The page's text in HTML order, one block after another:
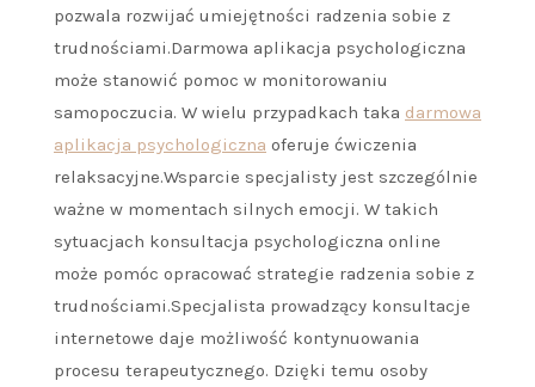
pozwala rozwijać umiejętności radzenia sobie z
trudnościami.Darmowa aplikacja psychologiczna
może stanowić pomoc w monitorowaniu
samopoczucia. W wielu przypadkach taka darmowa
aplikacja psychologiczna oferuje ćwiczenia
relaksacyjne.Wsparcie specjalisty jest szczególnie
ważne w momentach silnych emocji. W takich
sytuacjach konsultacja psychologiczna online
może pomóc opracować strategie radzenia sobie z
trudnościami.Specjalista prowadzący konsultacje
internetowe daje możliwość kontynuowania
procesu terapeutycznego. Dzięki temu osoby